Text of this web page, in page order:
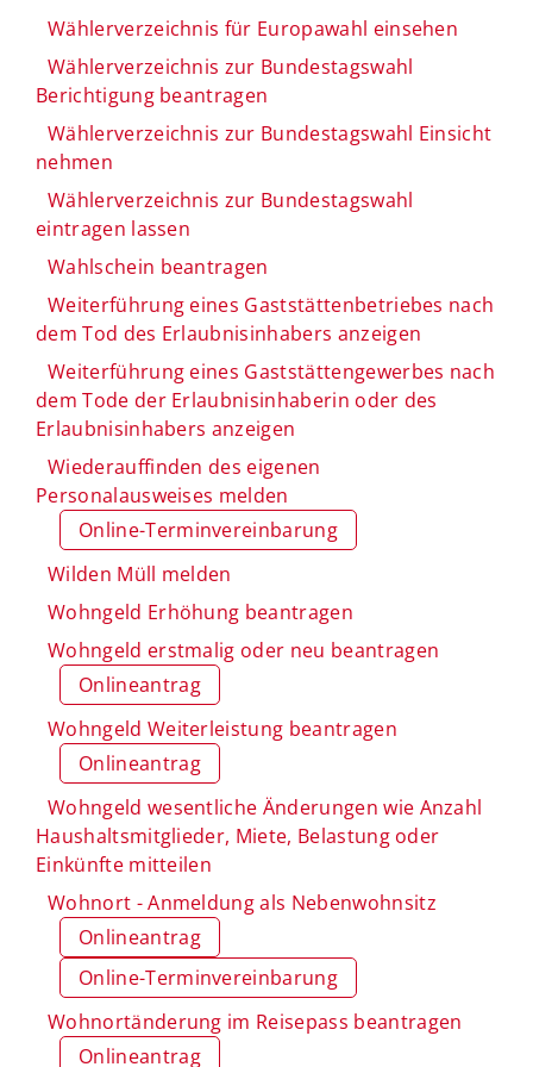
Wählerverzeichnis für Europawahl einsehen
Wählerverzeichnis zur Bundestagswahl
Berichtigung beantragen
Wählerverzeichnis zur Bundestagswahl Einsicht
nehmen
Wählerverzeichnis zur Bundestagswahl
eintragen lassen
Wahlschein beantragen
Weiterführung eines Gaststättenbetriebes nach
dem Tod des Erlaubnisinhabers anzeigen
Weiterführung eines Gaststättengewerbes nach
dem Tode der Erlaubnisinhaberin oder des
Erlaubnisinhabers anzeigen
Wiederauffinden des eigenen
Personalausweises melden
Online-Terminvereinbarung
Wilden Müll melden
Wohngeld Erhöhung beantragen
Wohngeld erstmalig oder neu beantragen
Onlineantrag
Wohngeld Weiterleistung beantragen
Onlineantrag
Wohngeld wesentliche Änderungen wie Anzahl
Haushaltsmitglieder, Miete, Belastung oder
Einkünfte mitteilen
Wohnort - Anmeldung als Nebenwohnsitz
Onlineantrag
Online-Terminvereinbarung
Wohnortänderung im Reisepass beantragen
Onlineantrag